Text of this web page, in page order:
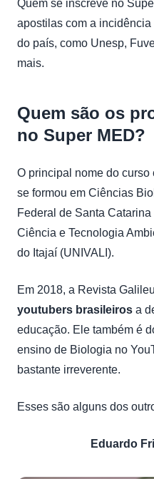
Quem se inscreve no
apostilas com a
do país, como Unesp,
mais.
Quem são os
no Super MED?
O principal nome do
se formou em Ciências
Federal de Santa
Ciência e Tecnologia
do Itajaí (UNIVALI).
Em 2018, a Revista
youtubers brasileiros a
educação. Ele também é
ensino de Biologia no
bastante irreverente.
Esses são alguns dos
Eduardo